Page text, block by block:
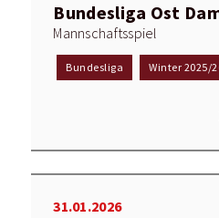
Bundesliga Ost
Mannschaftsspiel
Bundesliga Winter 2025/
31.01.2026